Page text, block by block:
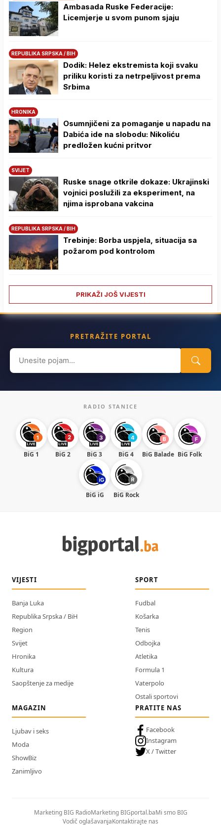
Ambasada Ruske Federacije:
Licemjerje u svom punom sjaju
REPUBLIKA SRPSKA / BIH
Dodik: Helez ekstremista koji svaku
priliku koristi za netrpeljivost prema
Srbima
HRONIKA
Osumnjičeni za pomaganje u napadu na
Dabića ide na slobodu: Nikoliću
predložen kućni pritvor
SVIJET
Ruske snage otkrile dokaze: Ukrajinski
vojnici poslužili za eksperiment, na
njima isprobana vakcina
REPUBLIKA SRPSKA / BIH
Trebinje: Borba uspjela, situacija sa
požarom pod kontrolom
PRIKAŽI JOŠ VIJESTI
PRETRAŽITE PORTAL
Search
for:
RADIO STANICE
BiG 1 BiG 2 BiG 3 BiG 4 BiG Balade BiG Folk
BiG iG BiG Rock
VIJESTI
Banja Luka
Republika Srpska / BiH
Region
Svijet
Hronika
Kultura
Saopštenje za medije
SPORT
Fudbal
Košarka
Tenis
Odbojka
Atletika
Formula 1
Vaterpolo
Ostali sportovi
MAGAZIN
Ljubav i seks
Moda
ShowBiz
Zanimljivo
PRATITE NAS
Facebook
Instagram
X / Twitter
Marketing BIG RadioMarketing BIGportal.baMi smo BIG
Vodič oglašavanjaKontaktirajte nas